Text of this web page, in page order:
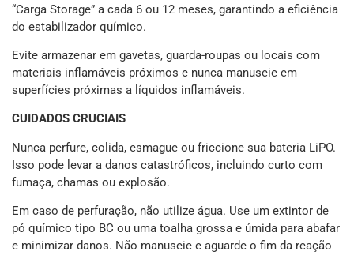
“Carga Storage” a cada 6 ou 12 meses, garantindo a eficiência
do estabilizador químico.
Evite armazenar em gavetas, guarda-roupas ou locais com
materiais inflamáveis próximos e nunca manuseie em
superfícies próximas a líquidos inflamáveis.
CUIDADOS CRUCIAIS
Nunca perfure, colida, esmague ou friccione sua bateria LiPO.
Isso pode levar a danos catastróficos, incluindo curto com
fumaça, chamas ou explosão.
Em caso de perfuração, não utilize água. Use um extintor de
pó químico tipo BC ou uma toalha grossa e úmida para abafar
e minimizar danos. Não manuseie e aguarde o fim da reação